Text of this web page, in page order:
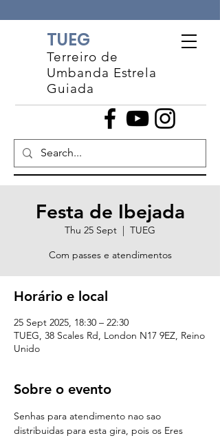
TUEG
Terreiro de
Umbanda Estrela
Guiada
Festa de Ibejada
Thu 25 Sept
  |
TUEG
Com passes e atendimentos
Horário e local
25 Sept 2025, 18:30 – 22:30
TUEG, 38 Scales Rd, London N17 9EZ, Reino
Unido
Sobre o evento
Senhas para atendimento nao sao
distribuidas para esta gira, pois os Eres